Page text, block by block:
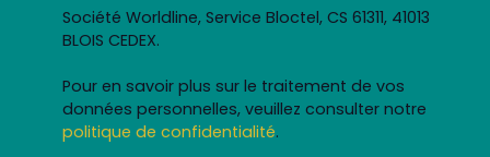
Société Worldline, Service Bloctel, CS 61311, 41013
BLOIS CEDEX.
Pour en savoir plus sur le traitement de vos
données personnelles, veuillez consulter notre
politique de confidentialité.